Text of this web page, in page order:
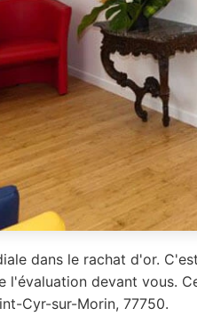
dans le rachat d'or.
l'évaluation devant vous.
Cyr-sur-Morin, 77750.